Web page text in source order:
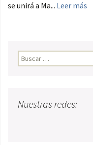
se unirá a Ma... Leer más
Buscar:
Nuestras redes: